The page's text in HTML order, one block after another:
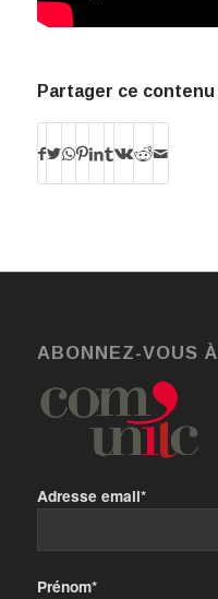
Partager ce contenu
ABONNEZ-VOUS À
Adresse email*
Prénom*